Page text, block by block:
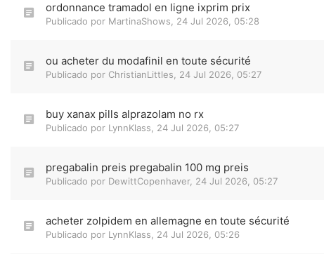
ordonnance tramadol en ligne ixprim prix
Publicado por MartinaShows 24 Jul 2026, 05:28
ou acheter du modafinil en toute sécurité
Publicado por ChristianLittles 24 Jul 2026, 05:27
buy xanax pills alprazolam no rx
Publicado por LynnKlass 24 Jul 2026, 05:27
pregabalin preis pregabalin 100 mg preis
Publicado por DewittCopenhaver, 24 Jul 2026, 05:27
acheter zolpidem en allemagne en toute sécurité
Publicado por LynnKlass 24 Jul 2026, 05:26